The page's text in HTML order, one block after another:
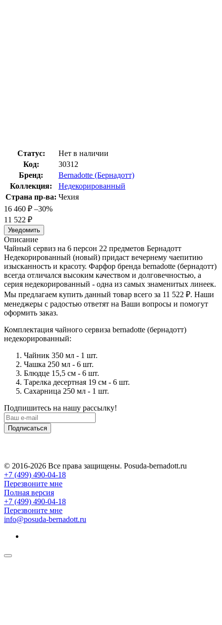
Статус:
Нет в наличии
Код:
30312
Бренд:
Bernadotte (Бернадотт)
Коллекция:
Недекорированный
Страна пр-ва: Чехия
16 460 ₽ –30%
11 522 ₽
Уведомить
Описание
Чайный сервиз на 6 персон 22 предметов Бернадотт
Недекорированный (новый) придаст вечернему чаепитию
изысканность и красоту. Фарфор бренда bernadotte (бернадотт)
всегда отличался высоким качеством и долговечностью, а
серия недекорированный - одна из самых знаменитых линеек.
Мы предлагаем купить данный товар всего за 11 522 ₽. Наши
менеджеры с радостью ответят на Ваши вопросы и помогут
оформить заказ.
Комплектация чайного сервиза bernadotte (бернадотт)
недекорированный:
Чайник 350 мл - 1 шт.
Чашка 250 мл - 6 шт.
Блюдце 15,5 см - 6 шт.
Тарелка десертная 19 см - 6 шт.
Сахарница 250 мл - 1 шт.
Подпишитесь на нашу рассылку!
Подписаться
© 2016-2026 Все права защищены. Posuda-bernadott.ru
+7 (499) 490-04-18
Перезвоните мне
Полная версия
+7 (499) 490-04-18
Перезвоните мне
info@posuda-bernadott.ru